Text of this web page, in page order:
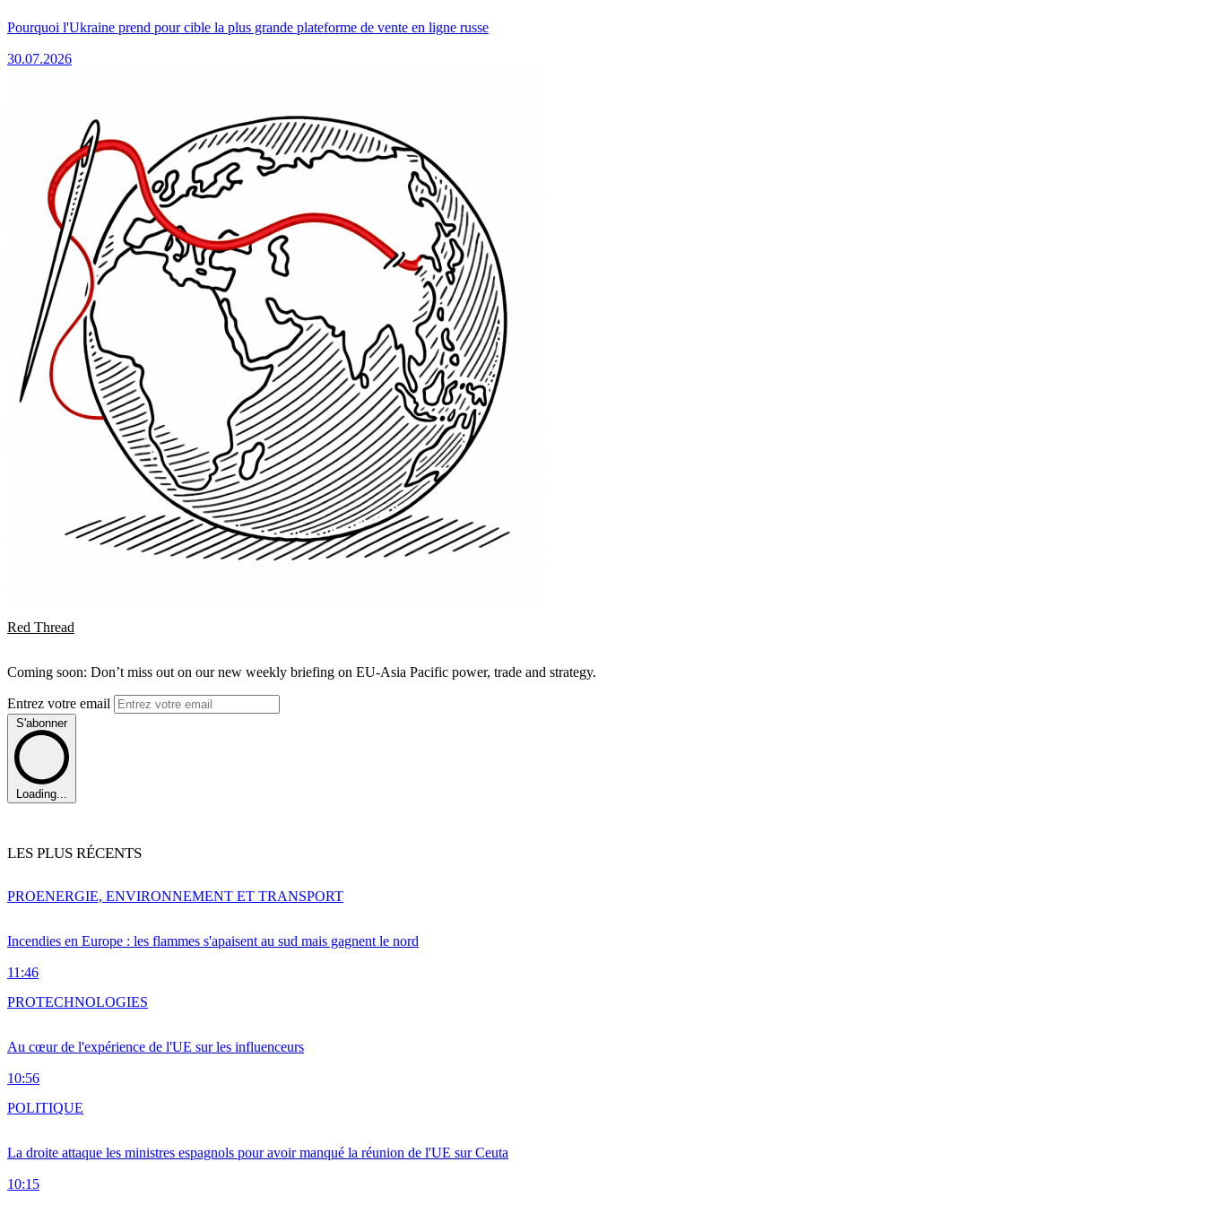
Pourquoi l'Ukraine prend pour cible la plus grande plateforme de vente en ligne russe
30.07.2026
Red Thread
Coming soon: Don’t miss out on our new weekly briefing on EU-Asia Pacific power, trade and strategy.
Entrez votre email
S'abonner
Loading...
LES PLUS RÉCENTS
Incendies en Europe : les flammes s'apaisent au sud mais gagnent le nord
11:46
PROENERGIE, ENVIRONNEMENT ET TRANSPORT
Au cœur de l'expérience de l'UE sur les influenceurs
10:56
PROTECHNOLOGIES
La droite attaque les ministres espagnols pour avoir manqué la réunion de l'UE sur Ceuta
10:15
POLITIQUE